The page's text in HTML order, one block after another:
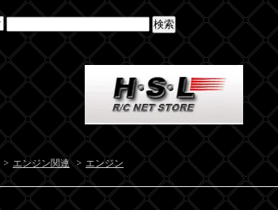
> エンジン関連 > エンジン